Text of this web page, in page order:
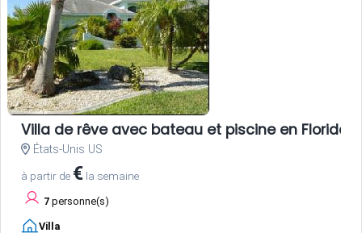
Villa de rêve avec bateau et piscine en Floride
États-Unis US
à partir de € la semaine
7 personne(s)
Villa